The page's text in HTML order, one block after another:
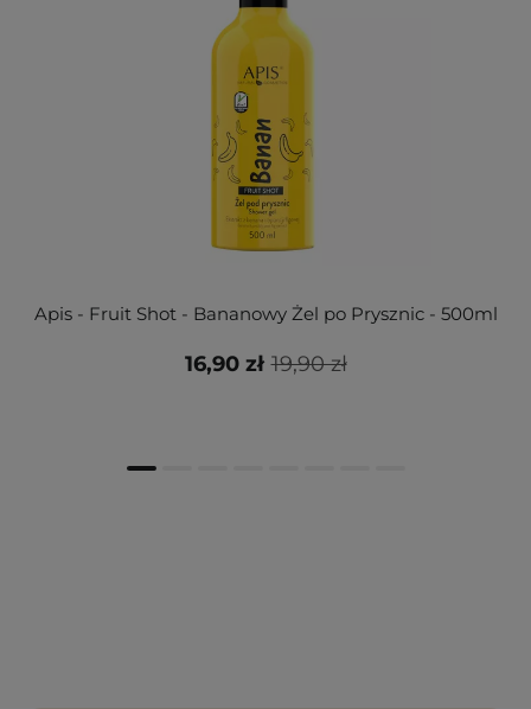
Apis - Fruit Shot - Bananowy Żel po Prysznic - 500ml
19,90 zł
16,90 zł